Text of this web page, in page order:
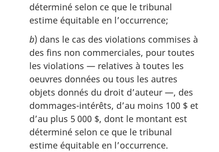
déterminé selon ce que le tribunal
estime équitable en l’occurrence;
b) dans le cas des violations commises à
des fins non commerciales, pour toutes
les violations — relatives à toutes les
oeuvres données ou tous les autres
objets donnés du droit d’auteur —, des
dommages-intérêts, d’au moins 100 $ et
d’au plus 5 000 $, dont le montant est
déterminé selon ce que le tribunal
estime équitable en l’occurrence.